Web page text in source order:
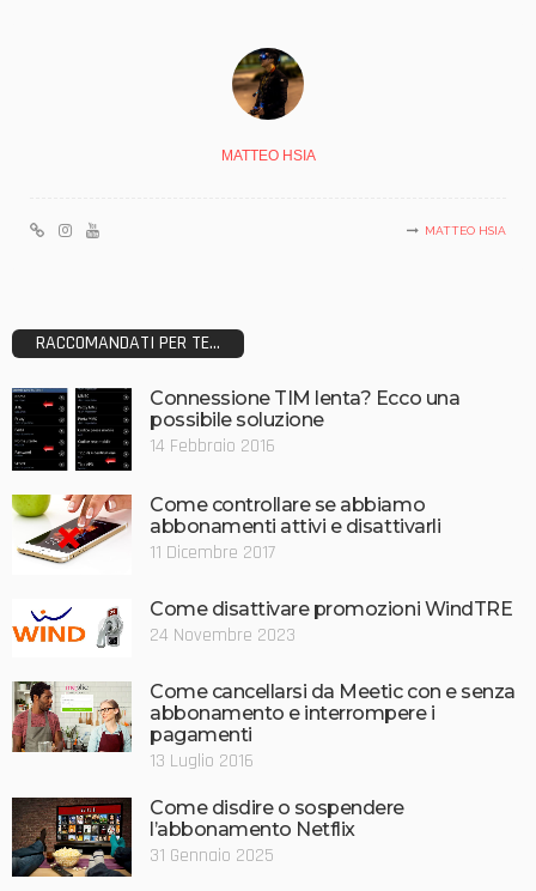
MATTEO HSIA
MATTEO HSIA
RACCOMANDATI PER TE...
Connessione TIM lenta? Ecco una
possibile soluzione
14 Febbraio 2016
Come controllare se abbiamo
abbonamenti attivi e disattivarli
11 Dicembre 2017
Come disattivare promozioni WindTRE
24 Novembre 2023
Come cancellarsi da Meetic con e senza
abbonamento e interrompere i
pagamenti
13 Luglio 2016
Come disdire o sospendere
l’abbonamento Netflix
31 Gennaio 2025